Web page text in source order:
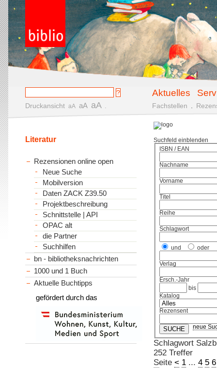
Aktuelles
Druckansicht aA aA aA Fachstellen
Suchfeld einblenden
ISBN / EAN
Nachname
Vorname
Titel
Reihe
Schlagwort
und oder
Verlag
Ersch.-Jahr
bis
Katalog
Rezensent
neue
Schlagwort
252 Treffer
Seite < 1... 4 5 6
Literatur
Rezensionen online open
Neue Suche
Mobilversion
Daten ZACK Z39.50
Projektbeschreibung
Schnittstelle | API
OPAC alt
die Partner
Suchhilfen
bn - bibliotheksnachrichten
1000 und 1 Buch
Aktuelle Buchtipps
gefördert durch das